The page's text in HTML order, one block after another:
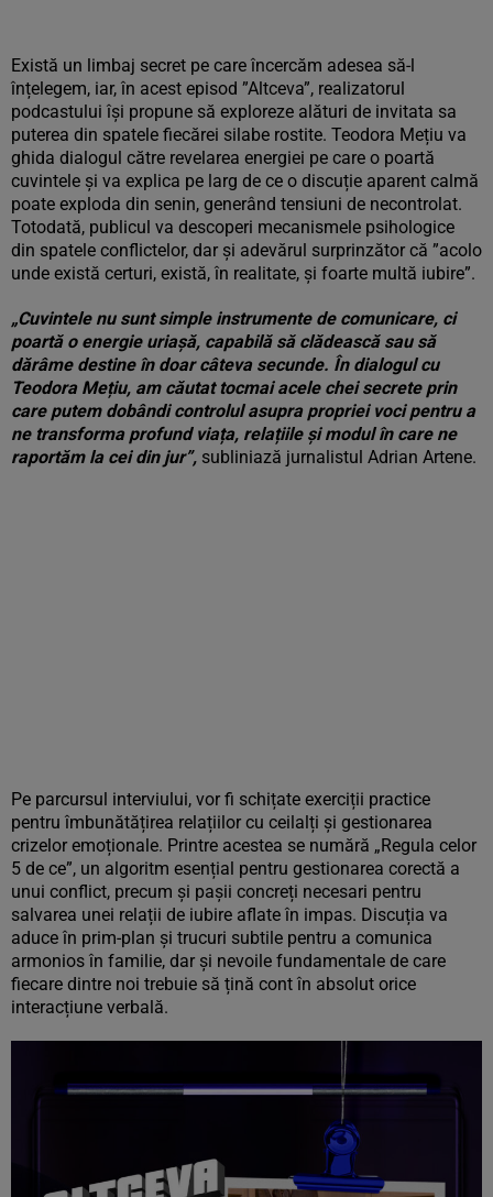
Există un limbaj secret pe care încercăm adesea să-l
înțelegem, iar, în acest episod ”Altceva”, realizatorul
podcastului își propune să exploreze alături de invitata sa
puterea din spatele fiecărei silabe rostite. Teodora Mețiu va
ghida dialogul către revelarea energiei pe care o poartă
cuvintele și va explica pe larg de ce o discuție aparent calmă
poate exploda din senin, generând tensiuni de necontrolat.
Totodată, publicul va descoperi mecanismele psihologice
din spatele conflictelor, dar și adevărul surprinzător că ”acolo
unde există certuri, există, în realitate, și foarte multă iubire”.
„Cuvintele nu sunt simple instrumente de comunicare, ci
poartă o energie uriașă, capabilă să clădească sau să
dărâme destine în doar câteva secunde. În dialogul cu
Teodora Mețiu, am căutat tocmai acele chei secrete prin
care putem dobândi controlul asupra propriei voci pentru a
ne transforma profund viața, relațiile și modul în care ne
raportăm la cei din jur”, subliniază jurnalistul Adrian Artene.
Pe parcursul interviului, vor fi schițate exerciții practice
pentru îmbunătățirea relațiilor cu ceilalți și gestionarea
crizelor emoționale. Printre acestea se numără „Regula celor
5 de ce”, un algoritm esențial pentru gestionarea corectă a
unui conflict, precum și pașii concreți necesari pentru
salvarea unei relații de iubire aflate în impas. Discuția va
aduce în prim-plan și trucuri subtile pentru a comunica
armonios în familie, dar și nevoile fundamentale de care
fiecare dintre noi trebuie să țină cont în absolut orice
interacțiune verbală.